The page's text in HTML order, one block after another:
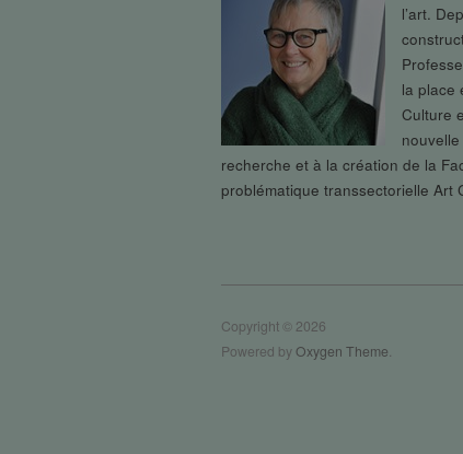
l’art.
la place
Culture
recherche et à la création de la
problématique transsectorielle Art
Copyright © 2026
Powered byOxygen Theme.